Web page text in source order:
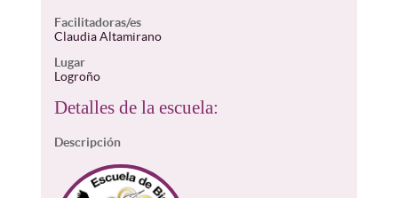
Facilitadoras/es
Claudia Altamirano
Lugar
Logroño
Detalles de la escuela:
Descripción